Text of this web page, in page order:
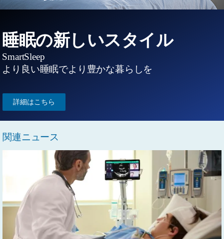
睡眠の新しいスタイル
SmartSleep
より良い睡眠でより豊かな暮らしを
詳細はこちら
関連ニュース